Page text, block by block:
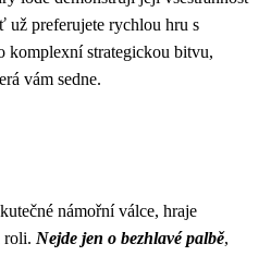
už preferujete rychlou hru s
komplexní strategickou bitvu,
vám sedne.
námořní válce, hraje
roli. Nejde jen o bezhlavé palbě,